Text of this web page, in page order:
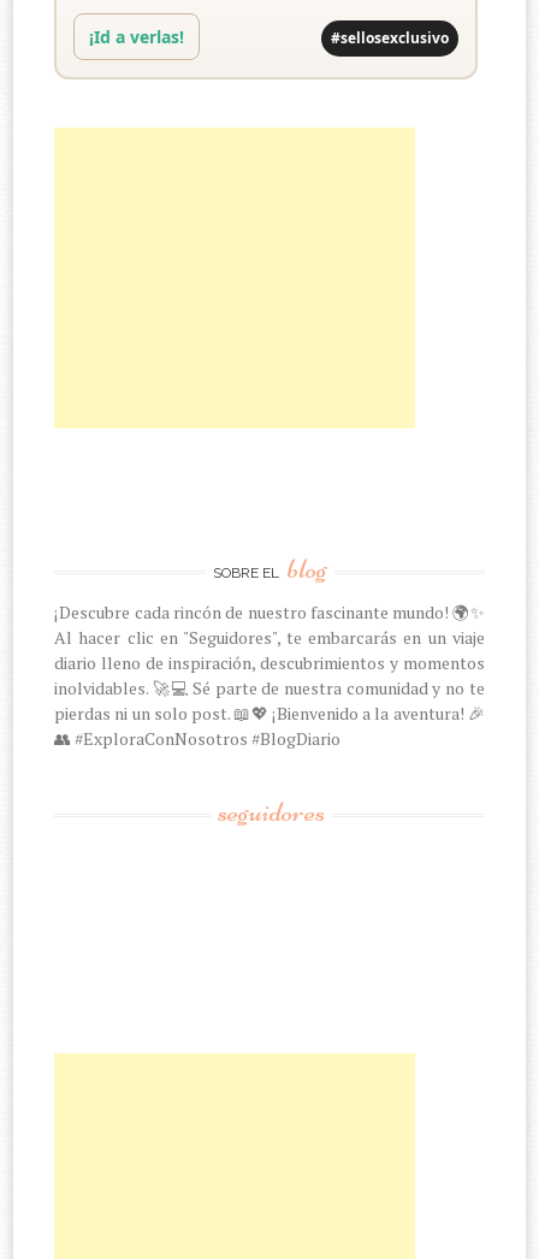
¡Id a verlas! #sellosexclusivo
SOBRE EL blog
¡Descubre cada rincón de nuestro fascinante mundo! 🌍✨
Al hacer clic en "Seguidores", te embarcarás en un viaje
diario lleno de inspiración, descubrimientos y momentos
inolvidables. 🚀💻 Sé parte de nuestra comunidad y no te
pierdas ni un solo post. 📖💖 ¡Bienvenido a la aventura! 🎉
👥 #ExploraConNosotros #BlogDiario
seguidores